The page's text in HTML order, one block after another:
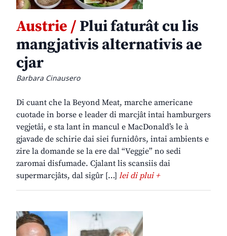
Austrie /Plui faturât cu lis
mangjativis alternativis ae
cjar
Barbara Cinausero
Di cuant che la Beyond Meat, marche americane
cuotade in borse e leader di marcjât intai hamburgers
vegjetâi, e sta lant in mancul e MacDonald’s le à
gjavade de schirie dai siei furnidôrs, intai ambients e
zire la domande se la ere dal “Veggie” no sedi
zaromai disfumade. Cjalant lis scansiis dai
supermarcjâts, dal sigûr […] lei di plui +